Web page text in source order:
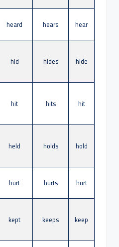
hear
hears
heard
hide
hides
hid
hit
hits
hit
hold
holds
held
hurt
hurts
hurt
keep
keeps
kept